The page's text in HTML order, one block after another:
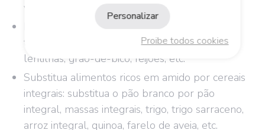
vice-versa).
também são fontes de boas fibras: ervilhas,
lentilhas, grão-de-bico, feijões, etc.
Substitua alimentos ricos em amido por cereais
integrais: substitua o pão branco por pão
integral, massas integrais, trigo, trigo sarraceno,
arroz integral, quinoa, farelo de aveia, etc.
Proibe todos cookies
Personalizar